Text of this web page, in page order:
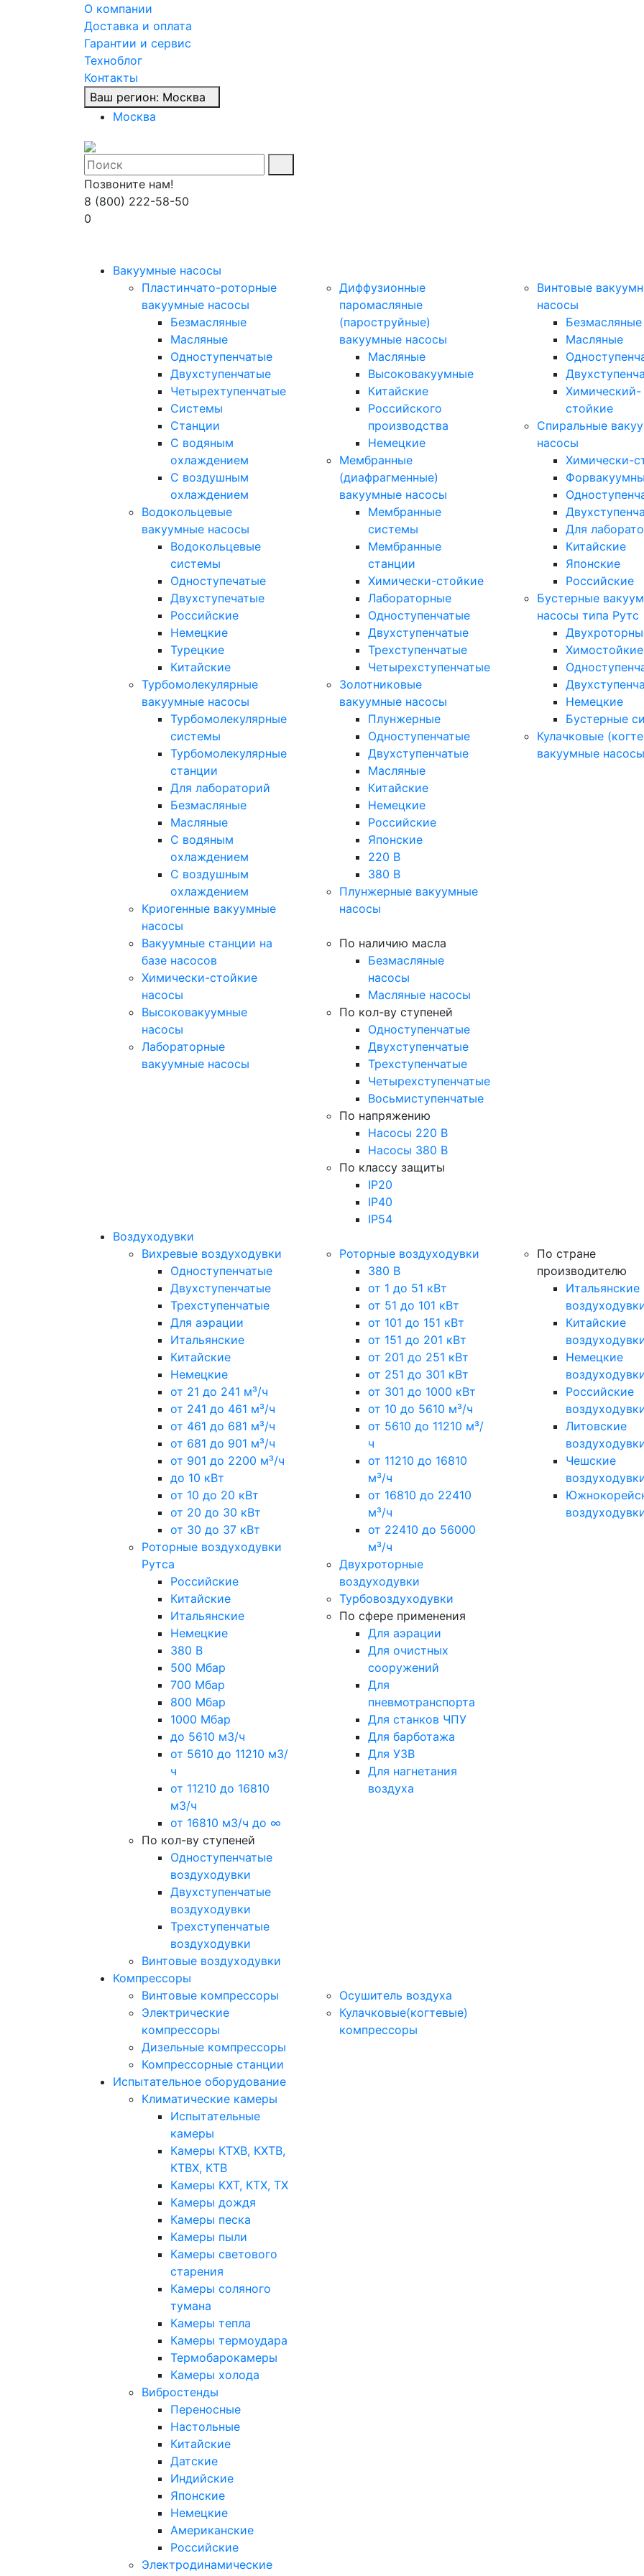
О компании
Доставка и оплата
Гарантии и сервис
Техноблог
Контакты
Ваш регион: Москва
Москва
Позвоните нам!
8 (800) 222-58-50
0
Вакуумные насосы
Пластинчато-роторные
вакуумные насосы
Безмасляные
Масляные
Одноступенчатые
Двухступенчатые
Четырехтупенчатые
Системы
Станции
С водяным
охлаждением
С воздушным
охлаждением
Водокольцевые
вакуумные насосы
Водокольцевые
системы
Одноступечатые
Двухступечатые
Российские
Немецкие
Турецкие
Китайские
Турбомолекулярные
вакуумные насосы
Турбомолекулярные
системы
Турбомолекулярные
станции
Для лабораторий
Безмасляные
Масляные
C водяным
охлаждением
C воздушным
охлаждением
Криогенные вакуумные
насосы
Диффузионные
паромасляные
(пароструйные)
вакуумные насосы
Масляные
Высоковакуумные
Китайские
Российского
производства
Немецкие
Мембранные
(диафрагменные)
вакуумные насосы
Мембранные
системы
Мембранные
станции
Химически-стойкие
Лабораторные
Одноступенчатые
Двухступенчатые
Трехступенчатые
Четырехступенчатые
Золотниковые
вакуумные насосы
Плунжерные
Одноступенчатые
Двухступенчатые
Масляные
Китайские
Немецкие
Российские
Японские
220 В
380 В
Плунжерные вакуумные
насосы
Винтовые
насосы
Безмасляные
Масляные
Химический-
стойкие
Спиральные
насосы
Химически-
Для
Китайские
Японские
Российские
Бустерные
насосы типа Рутс
Химостойкие
Немецкие
Бустерные
Кулачковые
вакуумные насосы
Вакуумные станции на
базе насосов
Химически-стойкие
насосы
Высоковакуумные
насосы
Лабораторные
вакуумные насосы
По наличию масла
Безмасляные
насосы
Масляные насосы
По кол-ву ступеней
Одноступенчатые
Двухступенчатые
Трехступенчатые
Четырехступенчатые
Восьмиступенчатые
По напряжению
Насосы 220 В
Насосы 380 В
По классу защиты
IP20
IP40
IP54
Воздуходувки
Вихревые воздуходувки
Одноступенчатые
Двухступенчатые
Трехступенчатые
Для аэрации
Итальянские
Китайские
Немецкие
от 21 до 241 м³/ч
от 241 до 461 м³/ч
от 461 до 681 м³/ч
от 681 до 901 м³/ч
от 901 до 2200 м³/ч
до 10 кВт
от 10 до 20 кВт
от 20 до 30 кВт
от 30 до 37 кВт
Роторные воздуходувки
Рутса
Российские
Китайские
Итальянские
Немецкие
380 В
500 Мбар
700 Мбар
800 Мбар
1000 Мбар
до 5610 м3/ч
от 5610 до 11210 м3/
ч
от 11210 до 16810
м3/ч
от 16810 м3/ч до ∞
По кол-ву ступеней
Одноступенчатые
воздуходувки
Двухступенчатые
воздуходувки
Трехступенчатые
воздуходувки
Винтовые воздуходувки
Роторные воздуходувки
380 В
от 1 до 51 кВт
от 51 до 101 кВт
от 101 до 151 кВт
от 151 до 201 кВт
от 201 до 251 кВт
от 251 до 301 кВт
от 301 до 1000 кВт
от 10 до 5610 м³/ч
от 5610 до 11210 м³/
ч
от 11210 до 16810
м³/ч
от 16810 до 22410
м³/ч
от 22410 до 56000
м³/ч
Двухроторные
воздуходувки
Турбовоздуходувки
По сфере применения
Для аэрации
Для очистных
сооружений
Для
пневмотранспорта
Для станков ЧПУ
Для барботажа
Для УЗВ
Для нагнетания
воздуха
По стране
производителю
Итальянские
Китайские
Немецкие
Российские
Литовские
Чешские
Компрессоры
Винтовые компрессоры
Электрические
компрессоры
Дизельные компрессоры
Компрессорные станции
Осушитель воздуха
Кулачковые(когтевые)
компрессоры
Испытательное оборудование
Климатические камеры
Испытательные
камеры
Камеры КТХВ, КХТВ,
КТВХ, КТВ
Камеры КХТ, КТХ, ТХ
Камеры дождя
Камеры песка
Камеры пыли
Камеры светового
старения
Камеры соляного
тумана
Камеры тепла
Камеры термоудара
Термобарокамеры
Камеры холода
Вибростенды
Переносные
Настольные
Китайские
Датские
Индийские
Японские
Немецкие
Американские
Российские
Электродинамические